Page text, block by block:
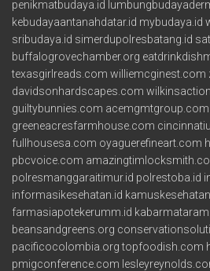
penikmatbudaya.id
kebudayaantanahdatar.id mybudaya.id
sribudaya.id simerdupolresbatang.id
buffalogrovechamber.org
texasgirlreads.com williemcginest.com
davidsonhardscapes.com
guiltybunnies.com acemgmtgroup.com
greeneacresfarmhouse.com
fullhousesa.com oyaguerefineart.com
pbcvoice.com
polresmanggaraitimur.id polrestoba.id
informasikesehatan.id
farmasiapotekerumm.id
beansandgreens.org
pacificocolombia.org topfoodish.com
pmigconference.com